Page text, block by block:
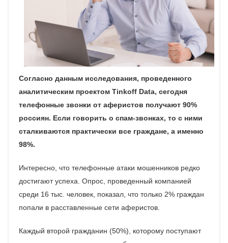
Согласно данным исследования, проведенного
аналитическим проектом Tinkoff Data, сегодня
телефонные звонки от аферистов получают 90%
россиян. Если говорить о спам-звонках, то с ними
сталкиваются практически все граждане, а именно
98%.
Интересно, что телефонные атаки мошенников редко
достигают успеха. Опрос, проведенный компанией
среди 16 тыс. человек, показал, что только 2% граждан
попали в расставленные сети аферистов.
Каждый второй гражданин (50%), которому поступают